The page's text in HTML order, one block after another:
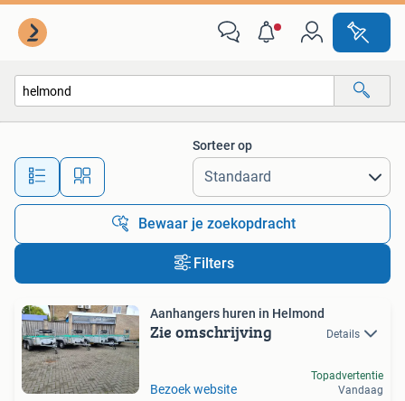
Alle afstanden…
Sorteer op
Bewaar je zoekopdracht
Filters
Aanhangers huren in Helmond
Zie omschrijving Details
Bezoek website
Topadvertentie
Vandaag